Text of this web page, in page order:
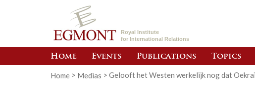
Royal Institute
for International Relations
Home Events Publications Topics
Home > Medias > Gelooft het Westen werkelijk nog dat